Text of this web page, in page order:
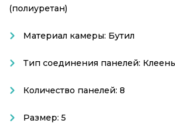
(полиуретан)
Материал камеры: Бутил
Тип соединения панелей:
Количество панелей: 8
Размер: 5